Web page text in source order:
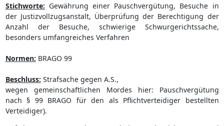
Stichworte: Gewährung einer Pauschvergütung, Besuche in
der Justizvollzugsanstalt, Überprüfung der Berechtigung der
Anzahl der Besuche, schwierige Schwurgerichtssache,
besonders umfangreiches Verfahren
Normen: BRAGO 99
Beschluss: Strafsache gegen A.S.,
wegen gemeinschaftlichen Mordes hier: Pauschvergütung
nach § 99 BRAGO für den als Pflichtverteidiger bestellten
Verteidiger).